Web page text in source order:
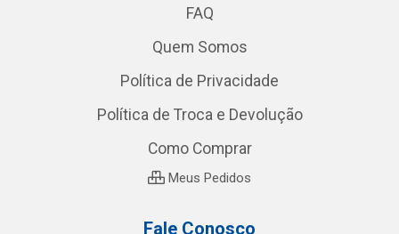
FAQ
Quem Somos
Política de Privacidade
Política de Troca e Devolução
Como Comprar
Meus Pedidos
Fale Conosco